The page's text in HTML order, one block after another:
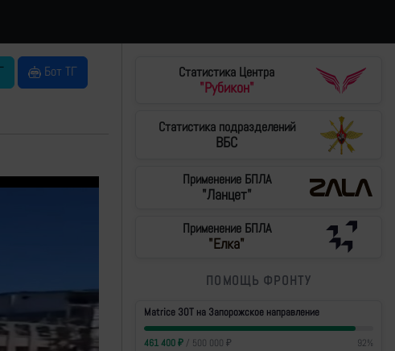
Бот ТГ
Статистика Центра
"Рубикон"
Статистика подразделений
ВБС
Применение БПЛА
"Ланцет"
Применение БПЛА
"Елка"
ПОМОЩЬ ФРОНТУ
Matrice 30T на Запорожское направление
461 400₽/ 500 000 ₽ 92%